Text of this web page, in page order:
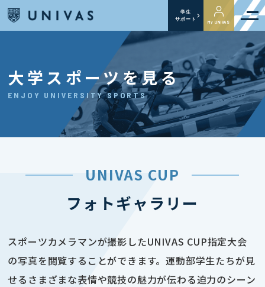
学生
サポート
My UNIVAS
大学スポーツを見る
ENJOY UNIVERSITY SPORTS
UNIVAS CUP
フォトギャラリー
スポーツカメラマンが撮影したUNIVAS CUP指定大会
の写真を閲覧することができます。運動部学生たちが見
せるさまざまな表情や競技の魅力が伝わる迫力のシーン